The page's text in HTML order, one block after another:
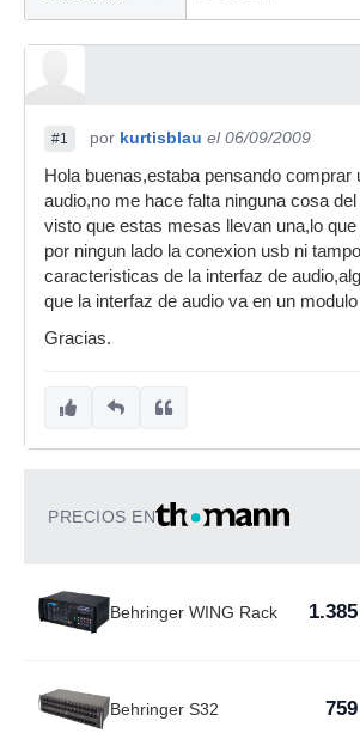
#1 por kurtisblau el 06/09/2009
Hola buenas,estaba pensando comprar
audio,no me hace falta ninguna cosa
visto que estas mesas llevan una,lo
por ningun lado la conexion usb ni
caracteristicas de la interfaz de
que la interfaz de audio va en un
Gracias.
PRECIOS EN
Behringer WING Rack
Behringer S32